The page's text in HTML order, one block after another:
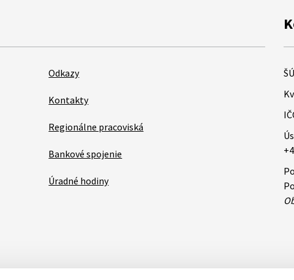
Odkazy
Kontakty
Regionálne pracoviská
Bankové spojenie
Úradné hodiny